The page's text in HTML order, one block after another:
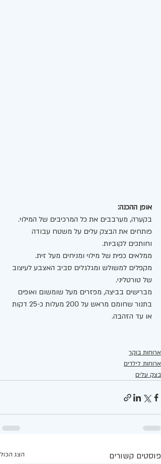
אופן ההכנה:
בקערה, מערבבים את כל המרכיבים של המילוי.
פותחים את הבצק עלים על משטח עבודה
וחותכים לקוביות.
ממלאים כפית של מילוי ומניחים מעל זית.
מקפלים למשולש ומגלגלים סביב האצבע לעיצוב
של טורטליני.
מברישים בביצה, מפזרים מעל שומשום ואופים
בתנור שחומם מראש על 200 מעלות כ-25 דקות
או עד הזהבה.
ארוחות בוקר
ארוחות לילדים
בצק עלים
פוסטים קשורים הצג הכול